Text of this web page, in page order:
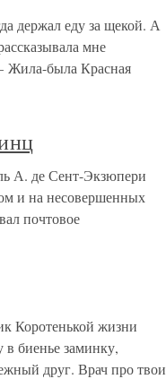
держал еду за щекой. А
мне
Жила-была Красная
А. де Сент-Экзюпери
и на несовершенных
почтовое
Коротенькой жизни
биенье заминку,
друг. Врач про твои